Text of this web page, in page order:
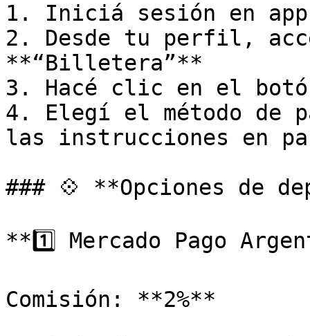
1. Iniciá sesión en
2. Desde tu perfil,
**“Billetera”**
3. Hacé clic en el
4. Elegí el método de
las instrucciones en
### 💠 **Opciones de
**1️⃣ Mercado Pago
Comisión: **2%**